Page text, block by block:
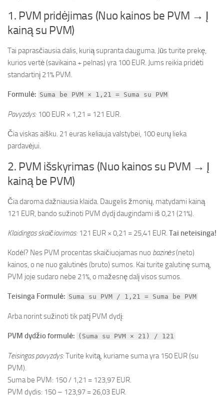
1. PVM pridėjimas (Nuo kainos be PVM → Į
kainą su PVM)
Tai paprasčiausia dalis, kurią supranta dauguma. Jūs turite prekę,
kurios vertė (savikaina + pelnas) yra 100 EUR. Jums reikia pridėti
standartinį 21% PVM.
Formulė: Suma be PVM × 1,21 = Suma su PVM
Pavyzdys: 100 EUR × 1,21 = 121 EUR.
Čia viskas aišku. 21 euras keliauja valstybei, 100 eurų lieka
pardavėjui.
2. PVM išskyrimas (Nuo kainos su PVM → Į
kainą be PVM)
Čia daroma dažniausia klaida. Daugelis žmonių, matydami kainą
121 EUR, bando sužinoti PVM dydį daugindami iš 0,21 (21%).
Klaidingas skaičiavimas: 121 EUR × 0,21 = 25,41 EUR. Tai neteisinga!
Kodėl? Nes PVM procentas skaičiuojamas nuo bazinės(neto)
kainos, o ne nuo galutinės (bruto) sumos. Kai turite galutinę sumą,
PVM joje sudaro nebe 21%, o mažesnę dalį visos sumos.
Teisinga Formulė: Suma su PVM / 1,21 = Suma be PVM
Arba norint sužinoti tik patį PVM dydį:
PVM dydžio formulė: (Suma su PVM × 21) / 121
Teisingas pavyzdys:Turite kvitą, kuriame suma yra 150 EUR (su
PVM).
Suma be PVM: 150 / 1,21 = 123,97 EUR.
PVM dydis: 150 – 123,97 = 26,03 EUR.